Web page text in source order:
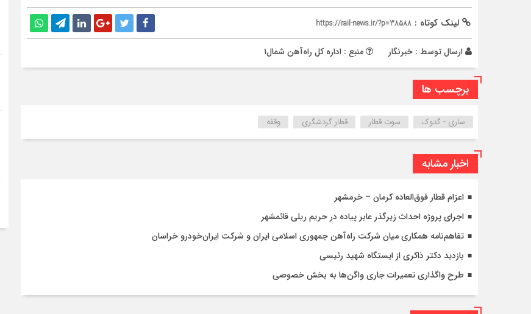
لینک کوتاه : https://rail-news.ir/?p=38588
ارسال توسط : خبرنگار منبع : اداره کل راه‌آهن شمال۱
برچسب ها
ساری - گدوک سوت قطار قطار گردشگری وقفه
اخبار مشابه
اعزام قطار فوق‌العاده کرمان – خرمشهر
اجرای پروژه احداث زیرگذر عابر پیاده در حریم ریلی قائمشهر
تفاهم‌نامه همکاری میان شرکت راه‌آهن جمهوری اسلامی ایران و شرکت ایران‌خودرو خراسان
بازدید دکتر ذاکری از ایستگاه شهید رئیسی
طرح واگذاری تعمیرات جاری واگن‌ها به بخش خصوصی